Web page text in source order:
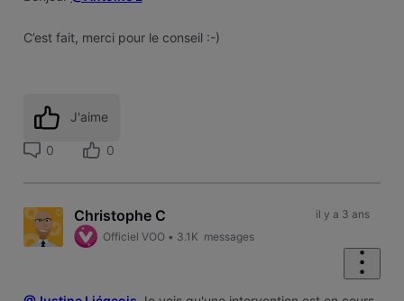
C’est fait, merci pour le conseil :-)
J'aime
0 0
Christophe C
Officiel VOO • 3.1K messages
il y a 3 ans